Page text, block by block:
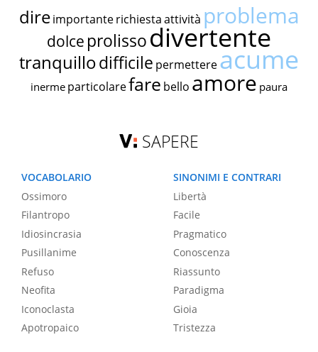
dire importante richiestaattività problema
dolce prolissodivertente
tranquillodifficile permettereacume
inerme particolarefare bello amore paura
SAPERE
VOCABOLARIO
Ossimoro
Filantropo
Idiosincrasia
Pusillanime
Refuso
Neofita
Iconoclasta
Apotropaico
SINONIMI E CONTRARI
Libertà
Facile
Pragmatico
Conoscenza
Riassunto
Paradigma
Gioia
Tristezza